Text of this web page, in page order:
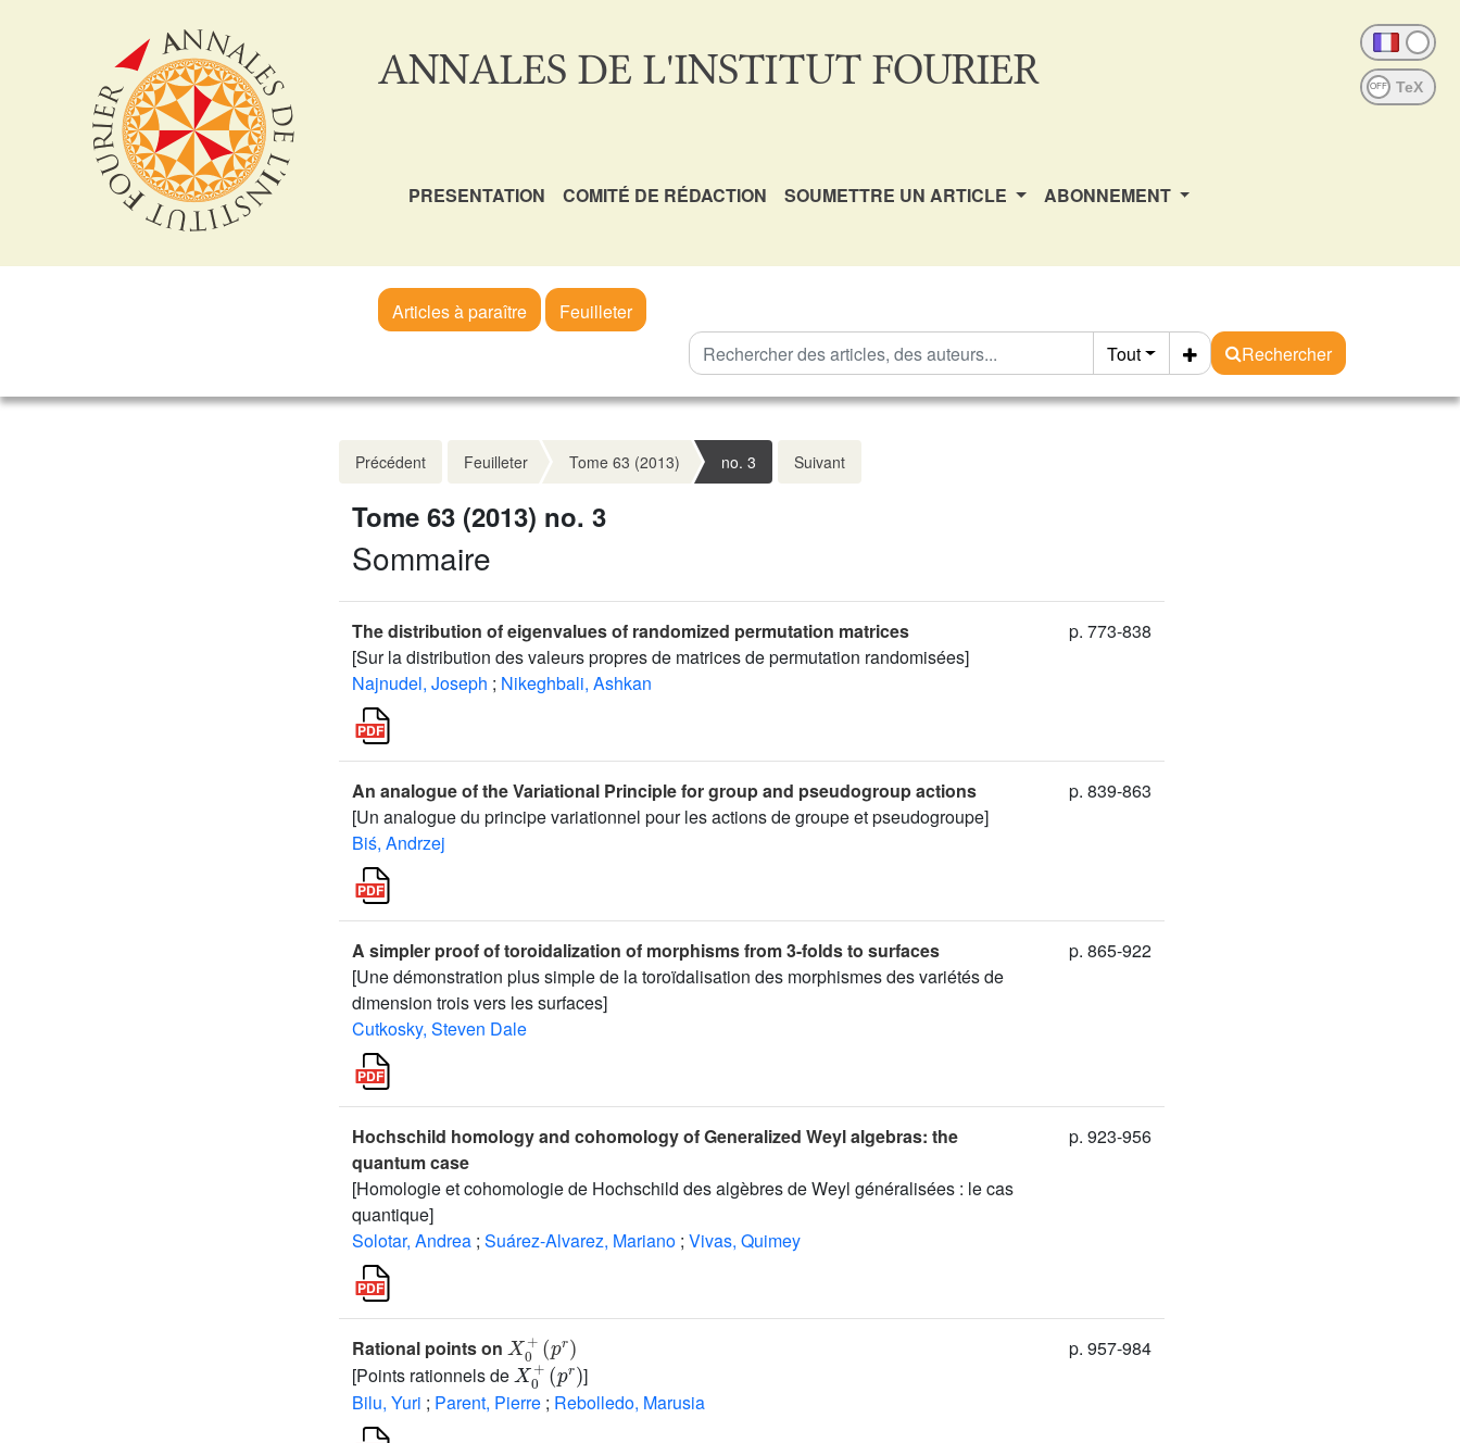
ANNALES DE L'INSTITUT FOURIER OFF
PRESENTATION COMITÉ DE RÉDACTION SOUMETTRE UN ARTICLE ABONNEMENT
Articles à paraître
Feuilleter
Tout
Rechercher
Précédent Feuilleter Tome 63 (2013) no. 3 Suivant
Tome 63 (2013) no. 3
Sommaire
The distribution of eigenvalues of randomized permutation matrices
[Sur la distribution des valeurs propres de matrices de permutation randomisées]
Najnudel, Joseph ; Nikeghbali, Ashkan
p. 773-838
An analogue of the Variational Principle for group and pseudogroup actions
[Un analogue du principe variationnel pour les actions de groupe et pseudogroupe]
Biś, Andrzej
p. 839-863
A simpler proof of toroidalization of morphisms from 3-folds to surfaces
[Une démonstration plus simple de la toroïdalisation des morphismes des variétés de
dimension trois vers les surfaces]
Cutkosky, Steven Dale
p. 865-922
Hochschild homology and cohomology of Generalized Weyl algebras: the
quantum case
[Homologie et cohomologie de Hochschild des algèbres de Weyl généralisées : le cas
quantique]
Solotar, Andrea ; Suárez-Alvarez, Mariano ; Vivas, Quimey
p. 923-956
Rational points on
0r
[Points rationnels de
X0+(p r)
]
Bilu, Yuri ; Parent, Pierre ; Rebolledo, Marusia
p. 957-984